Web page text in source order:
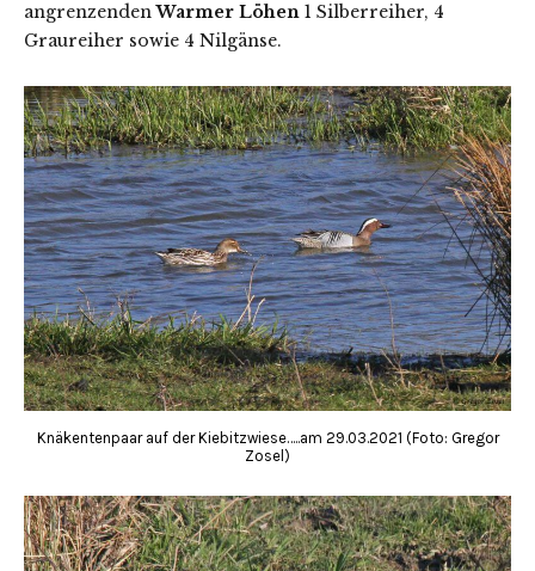
angrenzendenWarmer Löhen 1 Silberreiher, 4
Graureiher sowie 4 Nilgänse.
Knäkentenpaar auf der Kiebitzwiese…..am 29.03.2021 (Foto: Gregor
Zosel)